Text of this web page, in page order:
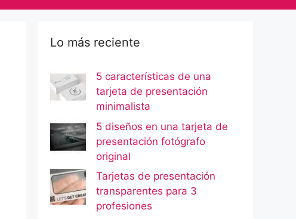
Lo más reciente
5 características de una
tarjeta de presentación
minimalista
5 diseños en una tarjeta de
presentación fotógrafo
original
Tarjetas de presentación
transparentes para 3
profesiones